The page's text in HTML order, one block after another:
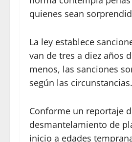
quienes sean
La ley establece
van de tres a diez años
menos, las sanciones
según las circunstancias.
Conforme un reportaje
desmantelamiento de
inicio a edades